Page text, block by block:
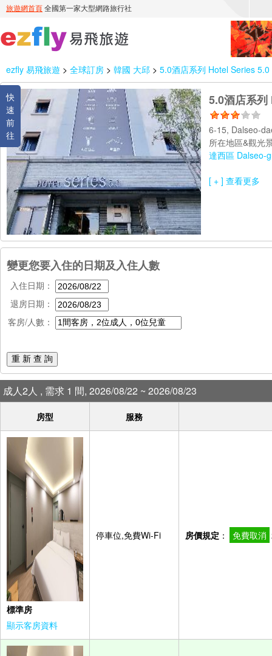
ezfly 易飛旅遊 > 全球訂房 > 韓國 大邱 > 5.0酒店系列 Hotel Series 5.0
快
速
前
往
5.0酒店系
6-15, Dalseo-
所在地區&觀光
達西區 Dalseo-
[ + ] 查看更多
變更您要入住的日期及入住人數
入住日期：
退房日期：
客房/人數：
重 新 查 詢
成人2人 , 需求 1 間, 2026/08/22 ~ 2026/08/23
房型 服務
標準房
顯示客房資料
停車位,免費Wi-Fi 房價規定 ： 免費取消